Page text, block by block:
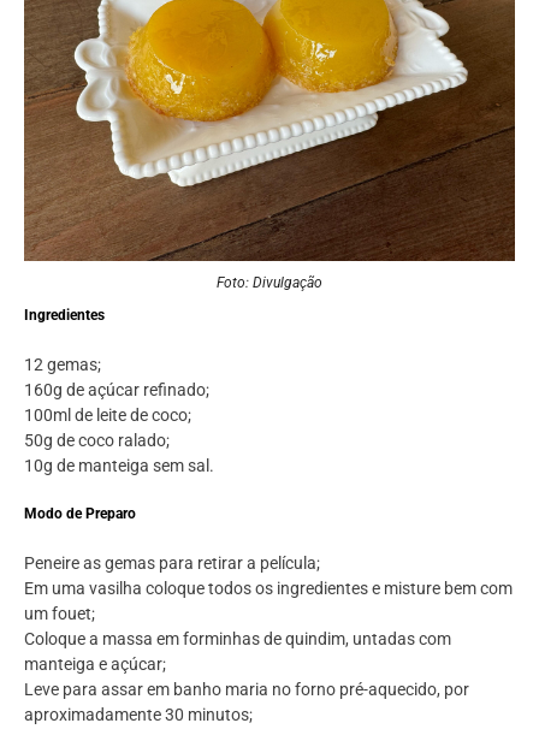
Foto: Divulgação
Ingredientes
12 gemas;
160g de açúcar refinado;
100ml de leite de coco;
50g de coco ralado;
10g de manteiga sem sal.
Modo de Preparo
Peneire as gemas para retirar a película;
Em uma vasilha coloque todos os ingredientes e misture bem com
um fouet;
Coloque a massa em forminhas de quindim, untadas com
manteiga e açúcar;
Leve para assar em banho maria no forno pré-aquecido, por
aproximadamente 30 minutos;